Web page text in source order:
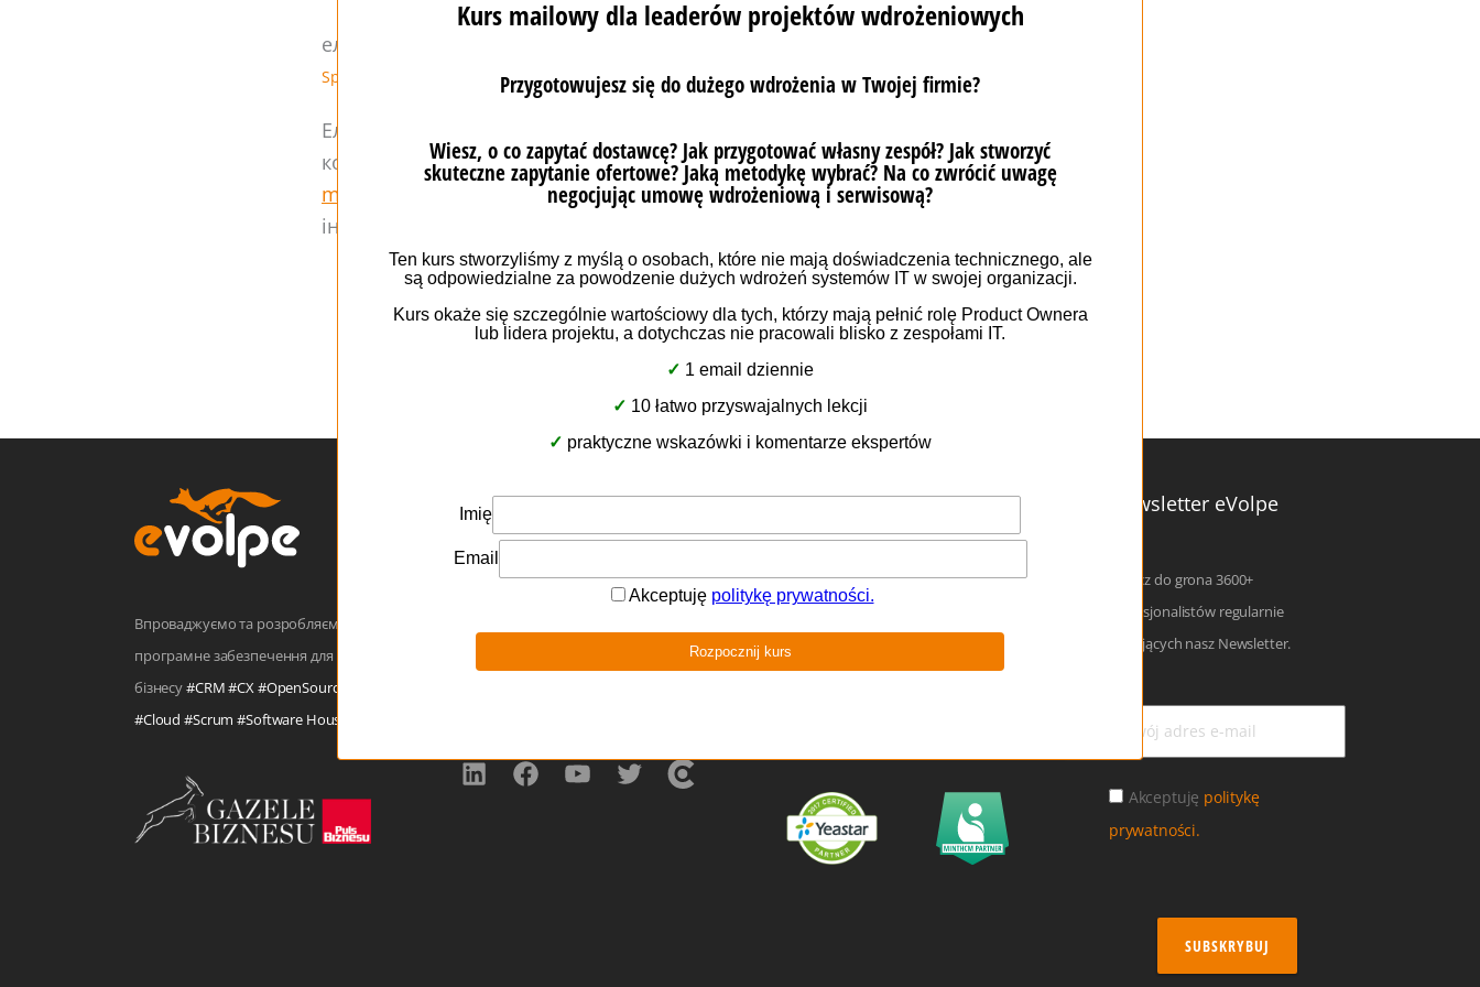
електронна комерція
Sprzedaż
Електронна комерція – це вид торгівлі, що ведеться в Інтернеті; процес укладання
комерційних угод через Інтернет (напр. в приватному інтернет-магазині або на
marketplace
). Також відомий як електронна комерція або електронна комерція чи
інтернет-комерція.
Впроваджуємо та розробляємо
програмне забезпечення для
бізнесу#CRM #CX #OpenSource
#Cloud #Scrum #Software House
eVolpe Consulting Group
Winogrady Business Center
61-696 Poznań
+48 511 071 201
Офіційний партнер Newsletter eVolpe
Dołącz do grona 3600+
profesjonalistów regularnie
czytających nasz Newsletter.
Akceptuję politykę
prywatności.
SUBSKRYBUJ